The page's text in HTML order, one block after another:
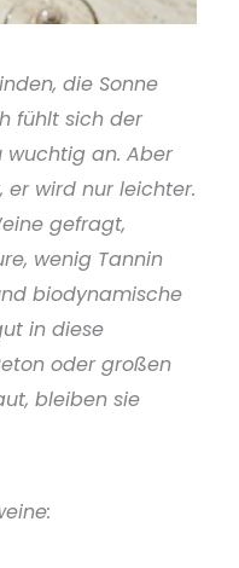
die Sonne
fühlt sich der
wuchtig an. Aber
er wird nur leichter.
gefragt,
wenig Tannin
biodynamische
in diese
oder großen
bleiben sie